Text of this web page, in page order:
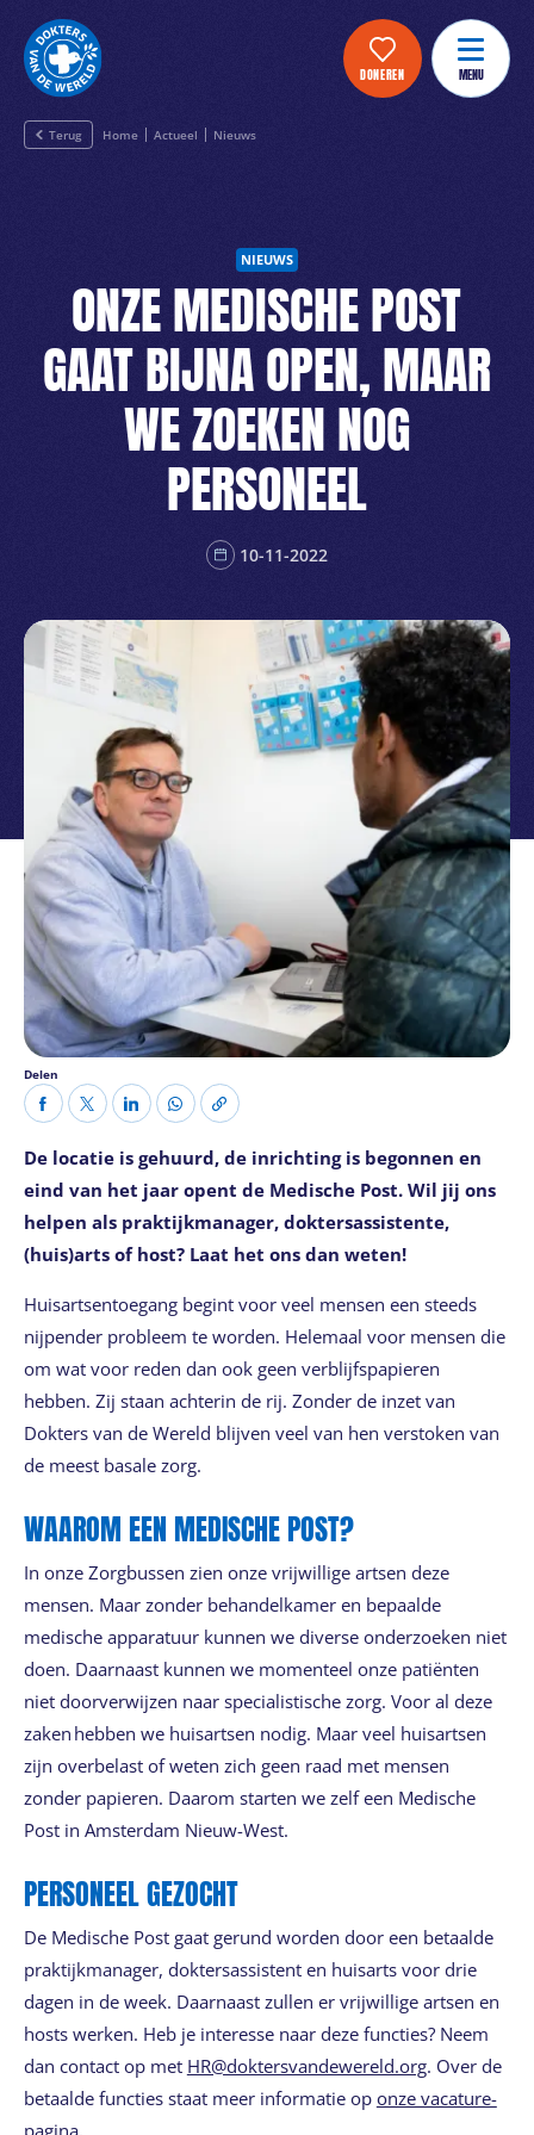
DONEREN MENU
Terug Home Actueel Nieuws
NIEUWS
ONZE MEDISCHE POST
GAAT BIJNA OPEN, MAAR
WE ZOEKEN NOG
PERSONEEL
10-11-2022
Delen
De locatie is gehuurd, de inrichting is begonnen en
eind van het jaar opent de Medische Post. Wil jij ons
helpen als praktijkmanager, doktersassistente,
(huis)arts of host? Laat het ons dan weten!
Huisartsentoegang begint voor veel mensen een steeds
nijpender probleem te worden. Helemaal voor mensen die
om wat voor reden dan ook geen verblijfspapieren
hebben. Zij staan achterin de rij. Zonder de inzet van
Dokters van de Wereld blijven veel van hen verstoken van
de meest basale zorg.
WAAROM EEN MEDISCHE POST?
In onze Zorgbussen zien onze vrijwillige artsen deze
mensen. Maar zonder behandelkamer en bepaalde
medische apparatuur kunnen we diverse onderzoeken niet
doen. Daarnaast kunnen we momenteel onze patiënten
niet doorverwijzen naar specialistische zorg. Voor al deze
zaken hebben we huisartsen nodig. Maar veel huisartsen
zijn overbelast of weten zich geen raad met mensen
zonder papieren. Daarom starten we zelf een Medische
Post in Amsterdam Nieuw-West.
PERSONEEL GEZOCHT
De Medische Post gaat gerund worden door een betaalde
praktijkmanager, doktersassistent en huisarts voor drie
dagen in de week. Daarnaast zullen er vrijwillige artsen en
hosts werken. Heb je interesse naar deze functies? Neem
dan contact op met HR@doktersvandewereld.org. Over de
betaalde functies staat meer informatie op onze vacature-